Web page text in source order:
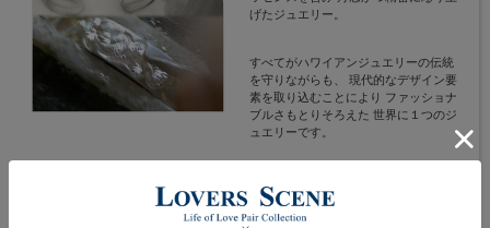
げたジュエリー。
すべてがハワイアンジュエリーの伝統
を守りながらも、 現代的なデザイン要
素を取り込むことにより ファッショナ
ブルさもとりそろえた 世界に１つのジ
ュエリーです。